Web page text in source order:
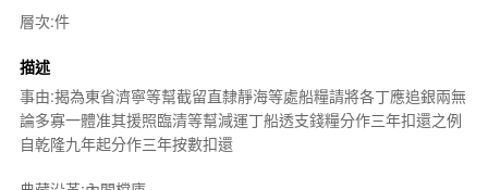
層次:件
描述
事由:揭為東省濟寧等幫截留直隸靜海等處船糧請將各丁應追銀兩無
論多寡一體准其援照臨清等幫減運丁船透支錢糧分作三年扣還之例
自乾隆九年起分作三年按數扣還